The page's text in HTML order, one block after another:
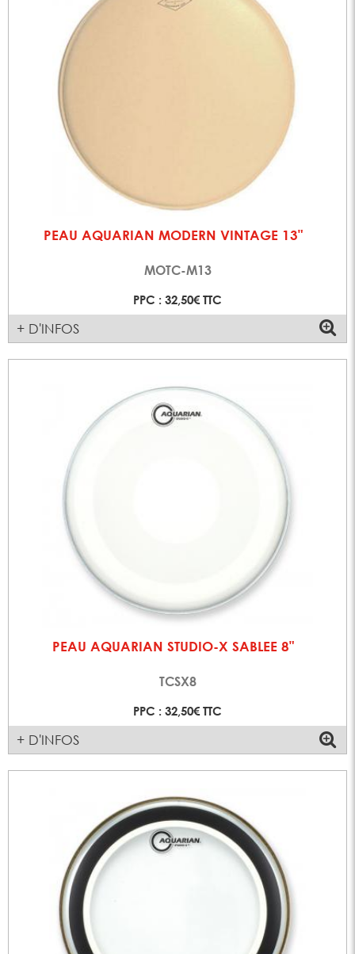
PEAU AQUARIAN MODERN VINTAGE 13"
MOTC-M13
PPC : 32,50€ TTC
+ D'INFOS
PEAU AQUARIAN STUDIO-X SABLEE 8"
TCSX8
PPC : 32,50€ TTC
+ D'INFOS